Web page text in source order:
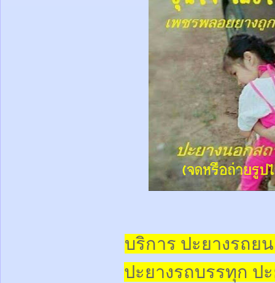
บริการ ปะยางรถย
ปะยางรถบรรทุก ป